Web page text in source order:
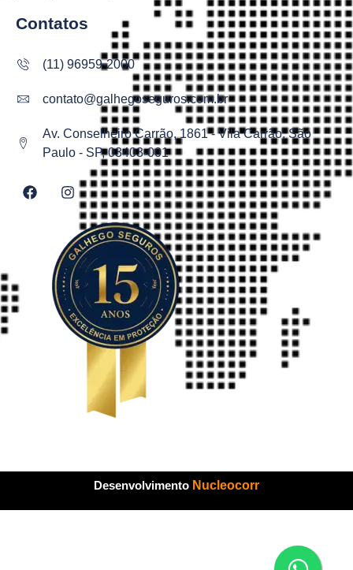
Contatos
(11) 96959-2000
contato@galhegoseguros.com.br
Av. Conselheiro Carrão, 1861 - Vila Carrão, São
Paulo - SP, 03403-001
Desenvolvimento Nucleocorr